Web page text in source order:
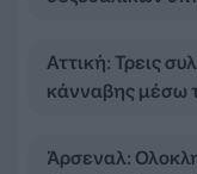
Αττική: Τρεις
κάνναβης μέσω
Άρσεναλ: